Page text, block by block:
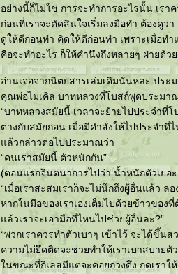
อย่างนี้ก็ไม่ใช่ การจะทำการอะไรนั้น เร
ก่อนที่เราจะตัดสินใจเริ่มลงมือทำ ต้องดูว่
ดูให้ดีก่อนทำ คิดให้ดีก่อนทำ เพราะเมื่อทำ
คือจะทำอะไร ก็ให้คำนึงถึงหลายๆ ฝ่ายด้วย
อ่านเจอจากนิตยสารเล่มเดิมนั่นหละ ประ
คุณพ่อไมเคิล บาทหลวงที่โบสถ์พูดประมา
“บาทหลวงสมัยนี้ เวลาจะย้ายไปประจำ
ต่างกับสมัยก่อน เมื่อมีคำสั่งให้ไปประจำที่ไ
ล้วกล่าวต่อไปประมาณว่า
“คนเราสมัยนี้ ตัวหนักกัน”
(ตอนแรกจินตนาการไปว่า น้ำหนักตัวเยอ
“เมื่อเราสะสมเราก็จะไม่นึกถึงผู้อื่นแล้ว ล
หากในมือของเราเองเต็มไปด้วยข้าวของ
ล้วเราจะเอามือที่ไหนไปช่วยผู้อื่นละ?”
“พวกเราควรทำตัวเบาๆ เข้าไว้ จะได้ขึ้น
ความไม่ยึดติดจะช่วยทำให้เราเบาสบาย
นขณะที่กิเลสมีแต่จะคอยถ่วงดึง กดเราให้